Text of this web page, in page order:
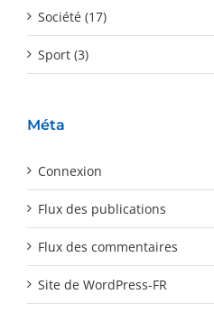
Société (17)
Sport (3)
Méta
Connexion
Flux des publications
Flux des commentaires
Site de WordPress-FR